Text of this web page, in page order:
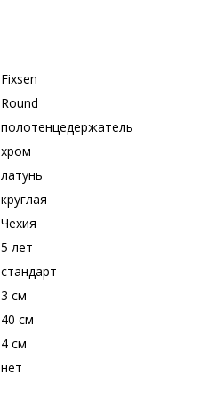
Fixsen
Round
полотенцедержатель
хром
латунь
круглая
Чехия
5 лет
стандарт
3 см
40 см
4 см
нет